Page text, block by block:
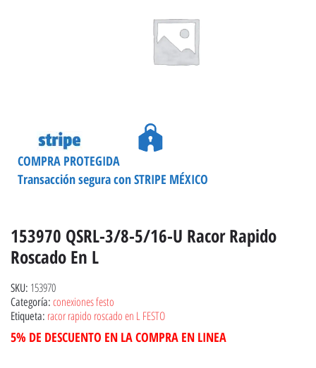
Transacción segura con STRIPE MÉXICO
COMPRA PROTEGIDA
153970 QSRL-3/8-5/16-U Racor Rapido
Roscado En L
SKU: 153970
Categoría: conexiones festo
Etiqueta: racor rapido roscado en L FESTO
5% DE DESCUENTO EN LA COMPRA EN LINEA